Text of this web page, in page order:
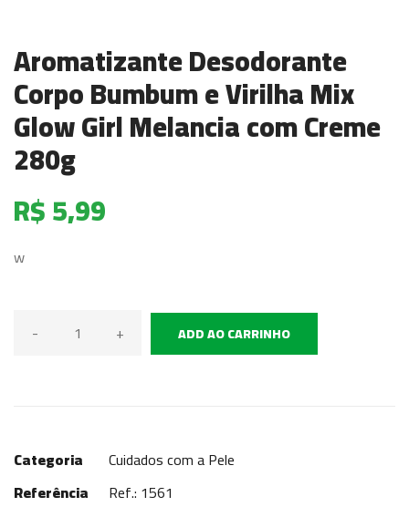
Aromatizante Desodorante
Corpo Bumbum e Virilha Mix
Glow Girl Melancia com Creme
280g
R$ 5,99
w
- + ADD AO CARRINHO
Categoria
Cuidados com a Pele
Referência
Ref.: 1561